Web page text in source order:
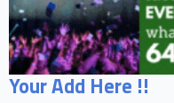
Your Add Here !!